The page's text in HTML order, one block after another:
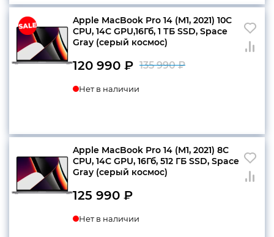
990 ₽.
Apple MacBook Pro 14 (M1, 2021) 10C
CPU, 14C GPU,16Гб, 1 ТБ SSD, Space
Gray (серый космос)
135 990₽
990 ₽.
120 990 ₽
Нет в наличии
Apple MacBook Pro 14 (M1, 2021) 8C
CPU, 14C GPU, 16Гб, 512 ГБ SSD, Space
Gray (серый космос)
125 990 ₽
Нет в наличии
конфиденциальности
+7 812 318-40-14